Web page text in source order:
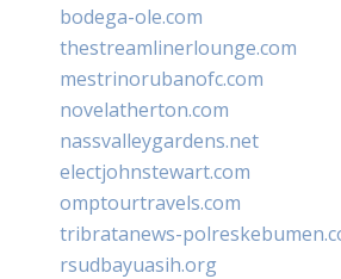
bodega-ole.com
thestreamlinerlounge.com
mestrinorubanofc.com
novelatherton.com
nassvalleygardens.net
electjohnstewart.com
omptourtravels.com
tribratanews-
rsudbayuasih.org